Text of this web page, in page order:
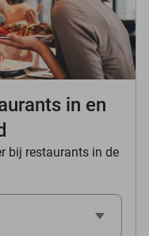
in en
bij restaurants in de